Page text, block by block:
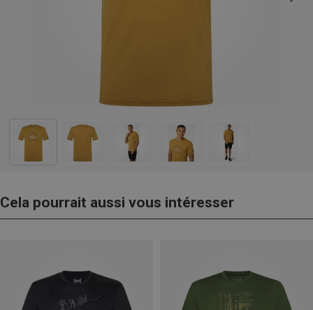
Cela pourrait aussi vous intéresser